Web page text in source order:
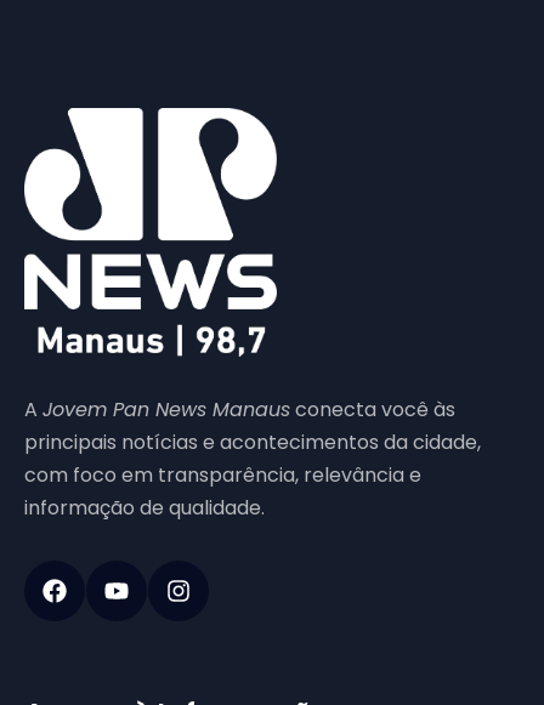
A Jovem Pan News Manausconecta você às
principais notícias e acontecimentos da cidade,
com foco em transparência, relevância e
informação de qualidade.